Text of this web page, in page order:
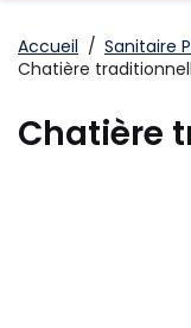
Accueil / Sanitaire
Chatière
Chatière